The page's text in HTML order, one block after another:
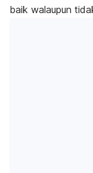
baik walaupun